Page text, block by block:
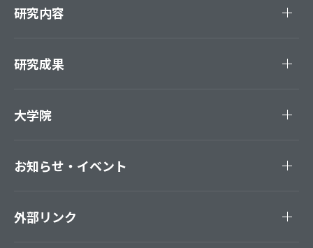
研究内容
研究成果
大学院
お知らせ・イベント
外部リンク